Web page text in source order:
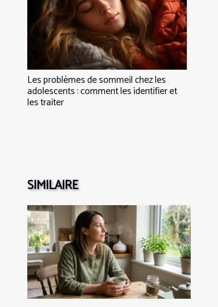
Les problèmes de sommeil chez les
adolescents : comment les identifier et
les traiter
SIMILAIRE